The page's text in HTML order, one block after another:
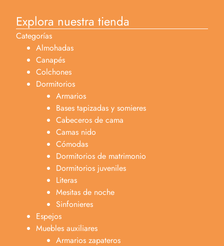
Explora nuestra tienda
Categorías
Almohadas
Canapés
Colchones
Dormitorios
Armarios
Bases tapizadas y somieres
Cabeceros de cama
Camas nido
Cómodas
Dormitorios de matrimonio
Dormitorios juveniles
Literas
Mesitas de noche
Sinfonieres
Espejos
Muebles auxiliares
Armarios zapateros